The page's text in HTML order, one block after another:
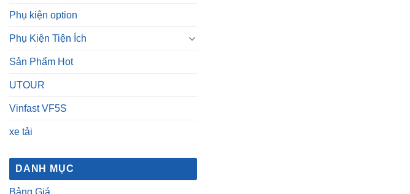
Phụ kiện option
Phụ Kiện Tiện Ích
Sản Phẩm Hot
UTOUR
Vinfast VF5S
xe tải
DANH MỤC
Bảng Giá